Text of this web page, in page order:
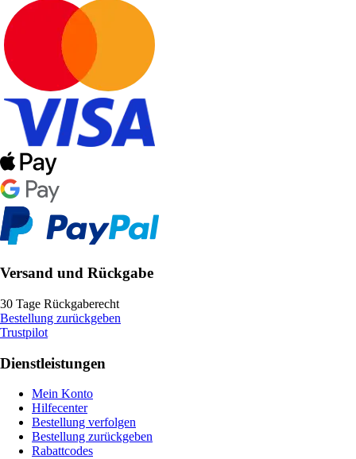
Versand und Rückgabe
30 Tage Rückgaberecht
Bestellung zurückgeben
Trustpilot
Dienstleistungen
Mein Konto
Hilfecenter
Bestellung verfolgen
Bestellung zurückgeben
Rabattcodes